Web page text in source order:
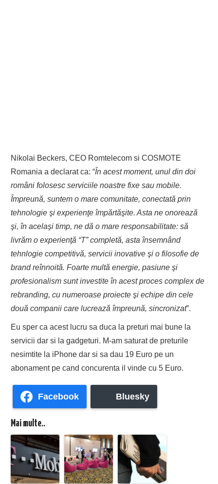
Nikolai Beckers, CEO Romtelecom si COSMOTE
Romania a declarat ca: “În acest moment, unul din doi
români folosesc serviciile noastre fixe sau mobile.
Împreună, suntem o mare comunitate, conectată prin
tehnologie şi experienţe împărtăşite. Asta ne onorează
şi, în acelaşi timp, ne dă o mare responsabilitate: să
livrăm o experienţă “T” completă, asta însemnând
tehnlogie competitivă, servicii inovative şi o filosofie de
brand reînnoită. Foarte multă energie, pasiune şi
profesionalism sunt investite în acest proces complex de
rebranding, cu numeroase proiecte şi echipe din cele
două companii care lucrează împreună, sincronizat”.
Eu sper ca acest lucru sa duca la preturi mai bune la
servicii dar si la gadgeturi. M-am saturat de preturile
nesimtite la iPhone dar si sa dau 19 Euro pe un
abonament pe cand concurenta il vinde cu 5 Euro.
Facebook Bluesky
Mai multe..